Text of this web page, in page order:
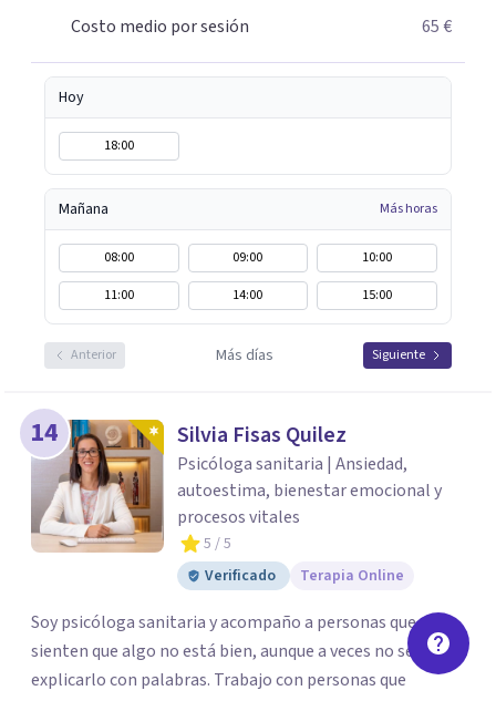
Costo medio por sesión
65 €
Hoy
18:00
Mañana Más horas
08:00 09:00
10:00
11:00
14:00 15:00
Anterior Más días Siguiente
14 Silvia Fisas Quilez
Psicóloga sanitaria | Ansiedad,
autoestima, bienestar emocional y
procesos vitales
5 / 5
Verificado
Terapia Online
Soy psicóloga sanitaria y acompaño a personas que
sienten que algo no está bien, aunque a veces no sepan
explicarlo con palabras. Trabajo con personas que